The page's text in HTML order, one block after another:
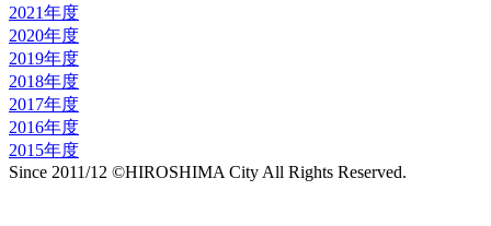
2021年度
2020年度
2019年度
2018年度
2017年度
2016年度
2015年度
Since 2011/12 ©HIROSHIMA City All Rights Reserved.